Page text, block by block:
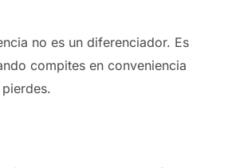
no es un diferenciador. Es
compites en conveniencia